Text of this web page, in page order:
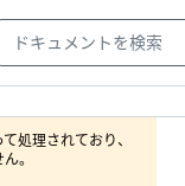
処理されており、
。